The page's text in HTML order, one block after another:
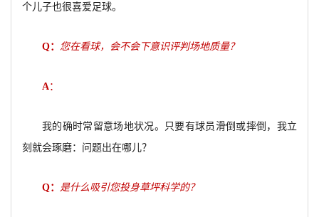
个儿子也很喜爱足球。
Q： 您在看球，会不会下意识评判场地质量？
A：
我的确时常留意场地状况。只要有球员滑倒或摔倒，我立
刻就会琢磨：问题出在哪儿？
Q： 是什么吸引您投身草坪科学的？